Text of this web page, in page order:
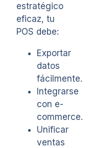
estratégico
eficaz, tu
POS debe:
Exportar
datos
fácilmente.
Integrarse
con e-
commerce.
Unificar
ventas